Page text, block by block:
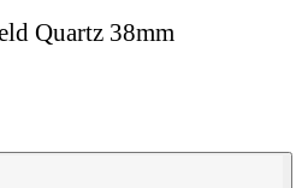
Quartz 38mm